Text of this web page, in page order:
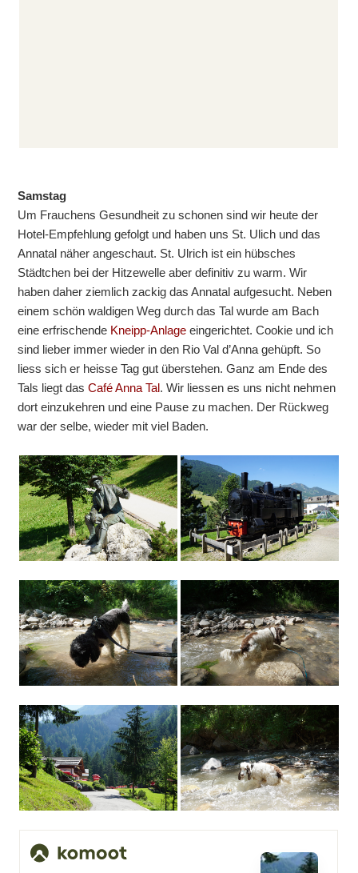
Samstag
Um Frauchens Gesundheit zu schonen sind wir heute der
Hotel-Empfehlung gefolgt und haben uns St. Ulich und das
Annatal näher angeschaut. St. Ulrich ist ein hübsches
Städtchen bei der Hitzewelle aber definitiv zu warm. Wir
haben daher ziemlich zackig das Annatal aufgesucht. Neben
einem schön waldigen Weg durch das Tal wurde am Bach
eine erfrischende Kneipp-Anlage eingerichtet. Cookie und ich
sind lieber immer wieder in den Rio Val d’Anna gehüpft. So
liess sich er heisse Tag gut überstehen. Ganz am Ende des
Tals liegt dasCafé Anna Tal. Wir liessen es uns nicht nehmen
dort einzukehren und eine Pause zu machen. Der Rückweg
war der selbe, wieder mit viel Baden.